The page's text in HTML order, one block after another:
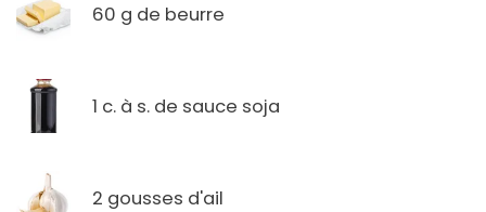
60 g de beurre
1 c. à s. de sauce soja
2 gousses d'ail